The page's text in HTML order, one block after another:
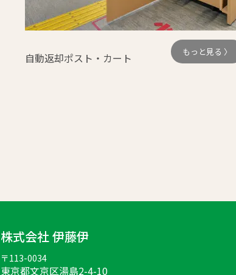
自動返却ポスト・カート もっと見る 〉
株式会社 伊藤伊
〒113-0034
東京都文京区湯島2-4-10